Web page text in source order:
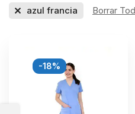
azul francia Borrar
-18%